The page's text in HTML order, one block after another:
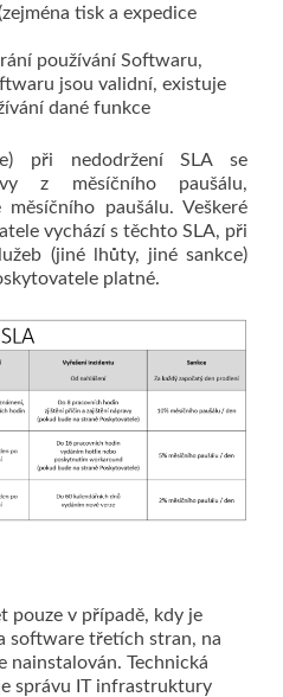
tisk a expedice
používání Softwaru,
jsou validní, existuje
dané funkce
při nedodržení SLA se
z měsíčního paušálu,
paušálu. Veškeré
vychází s těchto SLA, při
(jiné lhůty, jiné sankce)
platné.
pouze v případě, kdy je
software třetích stran, na
nainstalován. Technická
správu IT infrastruktury